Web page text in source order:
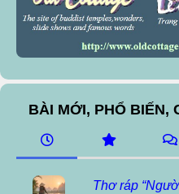
BÀI MỚI, PHỔ BIẾN,
Thơ ráp